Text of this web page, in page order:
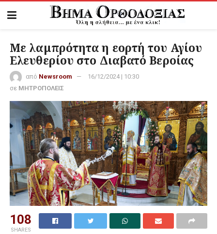
Με λαμπρότητα η εορτή του Αγίου
Ελευθερίου στο Διαβατό Βεροίας
από Newsroom
16/12/2024 | 10:30
σε ΜΗΤΡΟΠΟΛΕΙΣ
108
SHARES